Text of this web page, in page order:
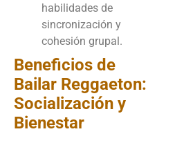
habilidades de
sincronización y
cohesión grupal.
Beneficios de
Bailar Reggaeton:
Socialización y
Bienestar